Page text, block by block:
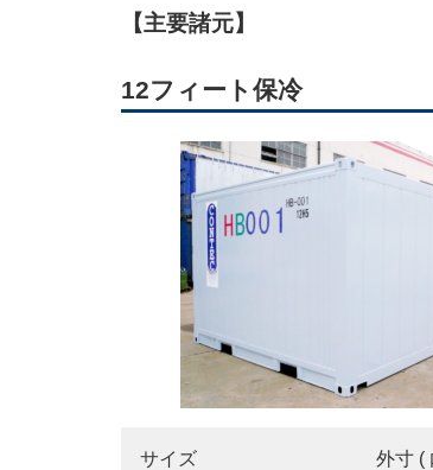
【主要諸元】
12フィート保冷
サイズ 外寸 (